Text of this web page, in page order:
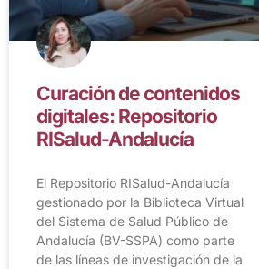
Curación de contenidos
digitales: Repositorio
RISalud-Andalucía
El Repositorio RISalud-Andalucía
gestionado por la Biblioteca Virtual
del Sistema de Salud Público de
Andalucía (BV-SSPA) como parte
de las líneas de investigación de la